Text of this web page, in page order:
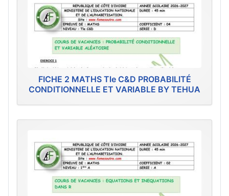
FICHE 2 MATHS Tle C&D PROBABILITÉ
CONDITIONNELLE ET VARIABLE BY TEHUA